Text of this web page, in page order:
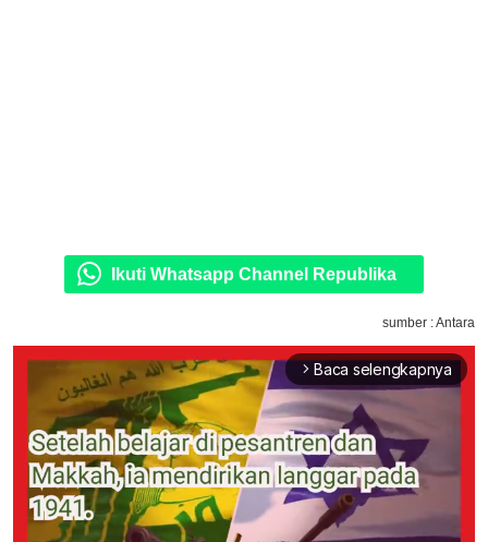
Ikuti Whatsapp Channel Republika
sumber : Antara
arrow_forward_ios Baca selengkapnya